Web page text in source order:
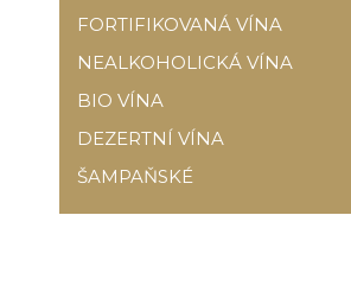
FORTIFIKOVANÁ VÍNA
NEALKOHOLICKÁ VÍNA
BIO VÍNA
DEZERTNÍ VÍNA
ŠAMPAŇSKÉ